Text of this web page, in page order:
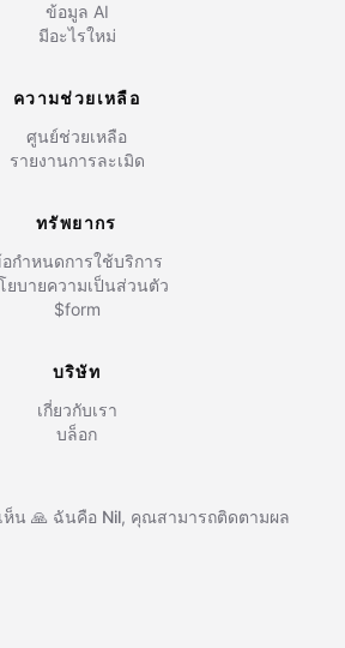
ข้อมูล AI
มีอะไรใหม่
ความช่วยเหลือ
ศูนย์ช่วยเหลือ
รายงานการละเมิด
ทรัพยากร
กำหนดการใช้บริการ
ยบายความเป็นส่วนตัว
$form
บริษัท
เกี่ยวกับเรา
บล็อก
ห็น 🙏 ฉันคือ Nil, คุณสามารถติดตามผล